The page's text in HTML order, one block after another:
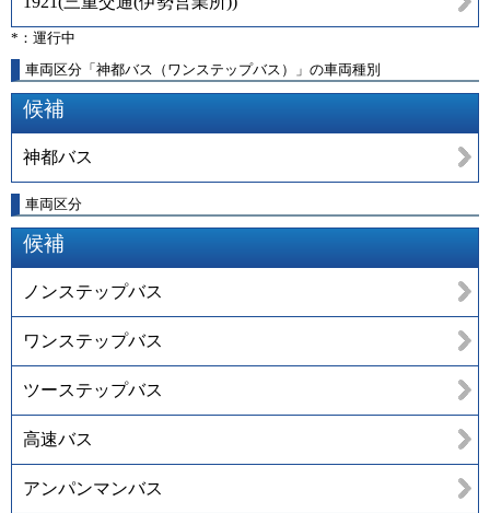
*：運行中
車両区分「神都バス（ワンステップバス）」の車両種別
候補
神都バス
車両区分
候補
ノンステップバス
ワンステップバス
ツーステップバス
高速バス
アンパンマンバス